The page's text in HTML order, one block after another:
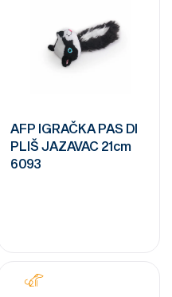
AFP IGRAČKA PAS DI
PLIŠ JAZAVAC 21cm
6093